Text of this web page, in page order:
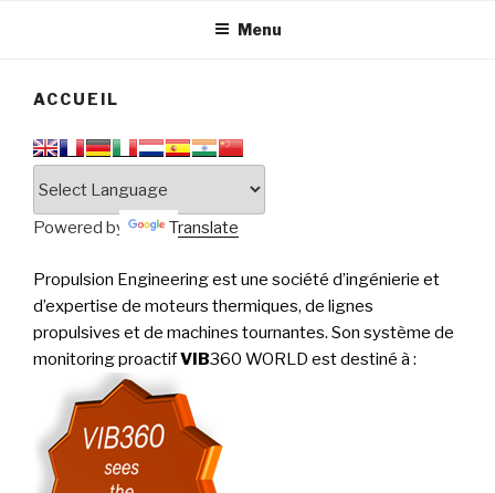
PERFORMANCE
Menu
ACCUEIL
Powered by Translate
Propulsion Engineering est une société d’ingénierie et
d’expertise de moteurs thermiques, de lignes
propulsives et de machines tournantes. Son système de
monitoring proactifVIB360 WORLD est destiné à :